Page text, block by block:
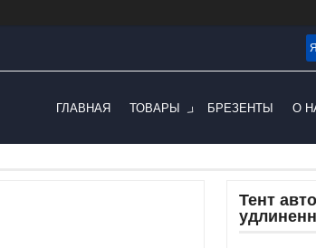
ГЛАВНАЯ ТОВАРЫ БРЕЗЕНТЫ О
Тент